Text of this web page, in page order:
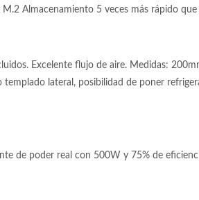
Almacenamiento 5 veces más rápido
Excelente flujo de aire. Medidas:
lateral, posibilidad de poner
de poder real con 500W y 75% de